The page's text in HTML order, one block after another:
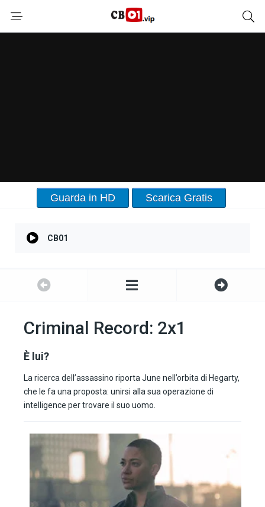
Guarda in HD Scarica Gratis
CB01
Criminal Record: 2x1
È lui?
La ricerca dell’assassino riporta June nell’orbita di Hegarty,
che le fa una proposta: unirsi alla sua operazione di
intelligence per trovare il suo uomo.